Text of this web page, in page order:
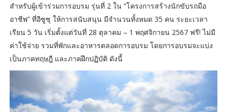
สำหรับผู้เข้าร่วมการอบรม รุ่นที่ 2 ใน “โครงการสร้างนักขับรถมือ
อาชีพ” ที่อีซูซุ ให้การสนับสนุน มีจำนวนทั้งหมด 35 คน ระยะเวลา
เรียน 5 วัน เริ่มตั้งแต่วันที่ 28 ตุลาคม – 1 พฤศจิกายน 2567 ฟรี! ไม่มี
ค่าใช้จ่าย รวมที่พักและอาหารตลอดการอบรม โดยการอบรมจะแบ่ง
เป็นภาคทฤษฎี และภาคฝึกปฏิบัติ ดังนี้